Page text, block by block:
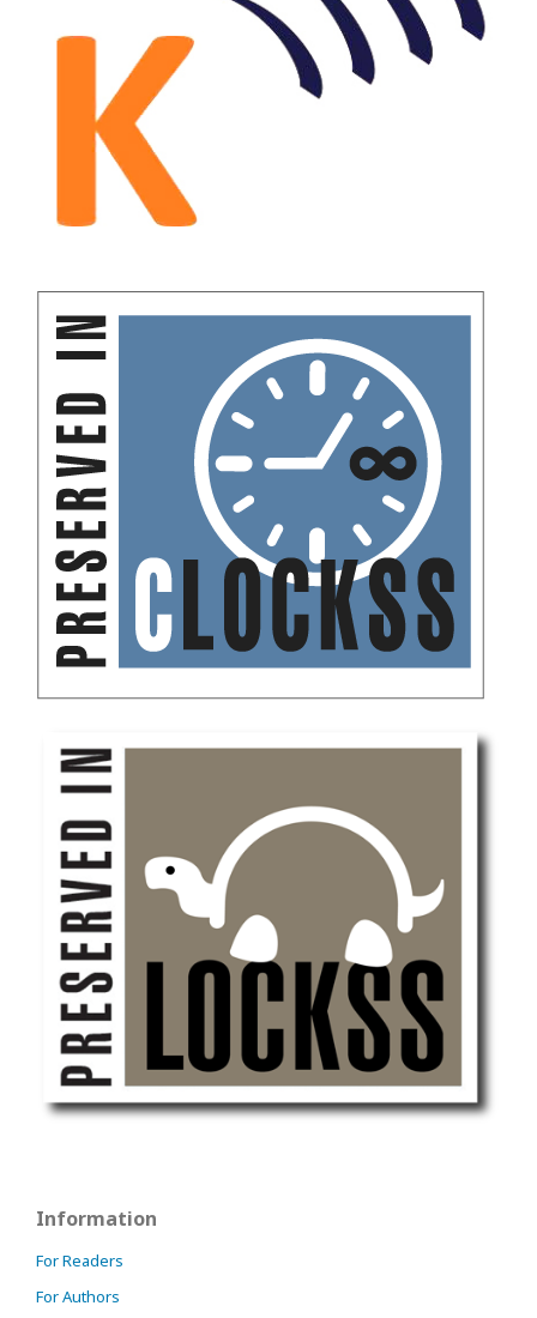
Information
For Readers
For Authors